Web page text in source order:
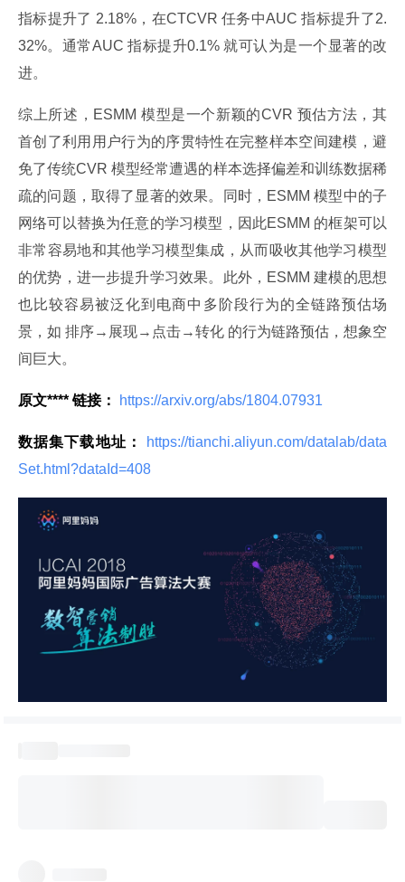
指标提升了 2.18%，在CTCVR 任务中AUC 指标提升了2.
32%。通常AUC 指标提升0.1% 就可认为是一个显著的改
进。
综上所述，ESMM 模型是一个新颖的CVR 预估方法，其
首创了利用用户行为的序贯特性在完整样本空间建模，避
免了传统CVR 模型经常遭遇的样本选择偏差和训练数据稀
疏的问题，取得了显著的效果。同时，ESMM 模型中的子
网络可以替换为任意的学习模型，因此ESMM 的框架可以
非常容易地和其他学习模型集成，从而吸收其他学习模型
的优势，进一步提升学习效果。此外，ESMM 建模的思想
也比较容易被泛化到电商中多阶段行为的全链路预估场
景，如 排序→展现→点击→转化 的行为链路预估，想象空
间巨大。
原文**** 链接： https://arxiv.org/abs/1804.07931
数据集下载地址：
https://tianchi.aliyun.com/datalab/data
Set.html?dataId=408